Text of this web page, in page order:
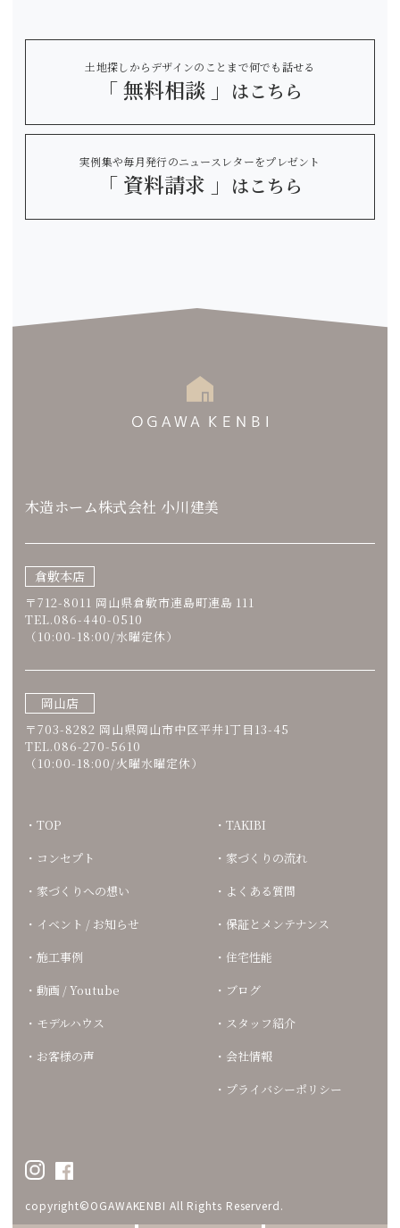
土地探しからデザインのことまで何でも話せる
「 無料相談 」 はこちら
実例集や毎月発行のニュースレターをプレゼント
「 資料請求 」 はこちら
木造ホーム株式会社 小川建美
倉敷本店
〒712-8011 岡山県倉敷市連島町連島 111
TEL.086-440-0510
（10:00-18:00/水曜定休）
岡山店
〒703-8282 岡山県岡山市中区平井1丁目13-45
TEL.086-270-5610
（10:00-18:00/火曜水曜定休）
TOP
コンセプト
家づくりへの想い
イベント / お知らせ
施工事例
動画 / Youtube
モデルハウス
お客様の声
TAKIBI
家づくりの流れ
よくある質問
保証とメンテナンス
住宅性能
ブログ
スタッフ紹介
会社情報
プライバシーポリシー
copyright©OGAWAKENBI All Rights Reserverd.